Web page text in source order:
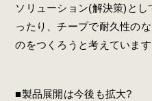
ソリューション(解決策)と
ったり、チープで耐久性の
のをつくろうと考えています
■製品展開は今後も拡大?